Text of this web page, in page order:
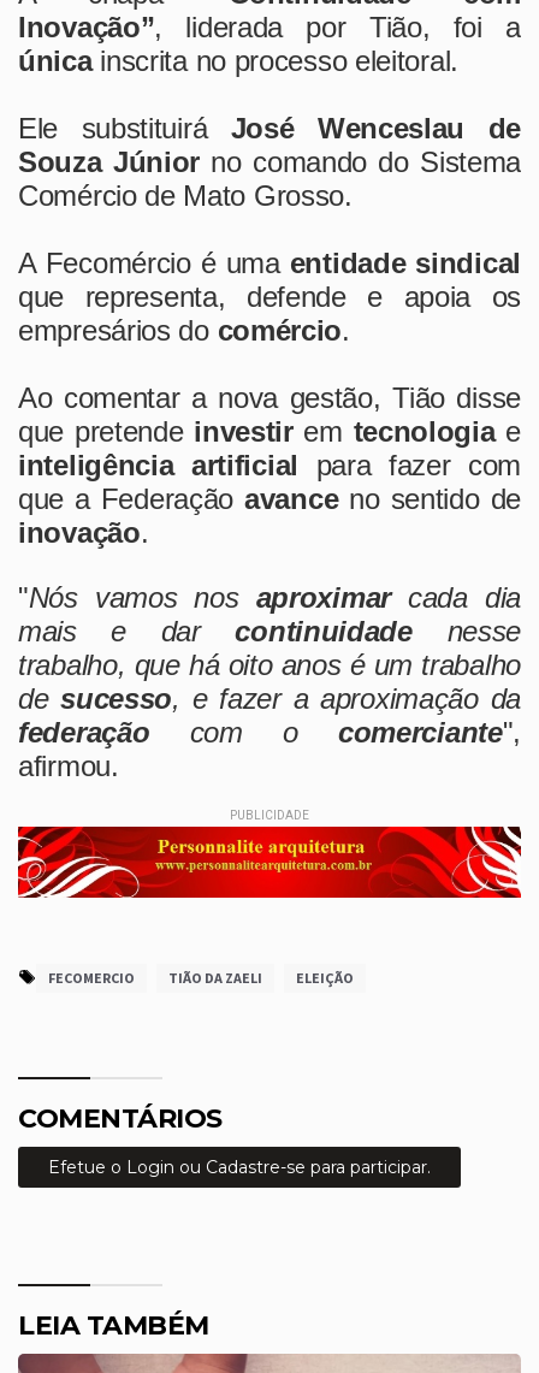
Inovação”, liderada por Tião, foi a
única inscrita no processo eleitoral.
Ele substituirá
José Wenceslau de
Souza Júnior no comando do Sistema
Comércio de Mato Grosso.
A Fecomércio é uma entidade sindical
que representa, defende e apoia os
empresários do comércio.
Ao comentar a nova gestão, Tião disse
que pretende investir em tecnologia e
inteligência artificial
para fazer com
que a Federação avance no sentido de
inovação.
"Nós vamos nos aproximar cada dia
mais e dar
continuidade
nesse
trabalho, que há oito anos é um trabalho
de sucesso, e fazer a aproximação da
federação
com o comerciante",
afirmou.
PUBLICIDADE
FECOMERCIO TIÃO DA ZAELI ELEIÇÃO
COMENTÁRIOS
Efetue o Login ou Cadastre-se para participar.
LEIA TAMBÉM